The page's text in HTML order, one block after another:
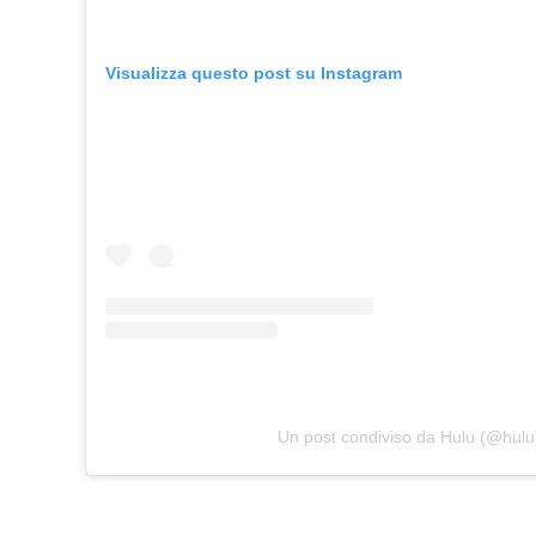
Visualizza questo post su Instagram
Un post condiviso da Hulu